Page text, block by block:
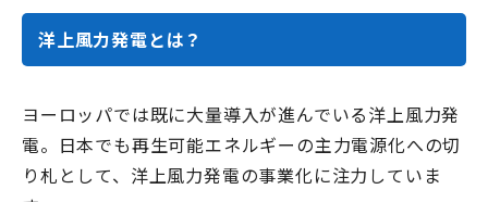
洋上風力発電とは？
ヨーロッパでは既に大量導入が進んでいる洋上風力発
電。日本でも再生可能エネルギーの主力電源化への切
り札として、洋上風力発電の事業化に注力していま